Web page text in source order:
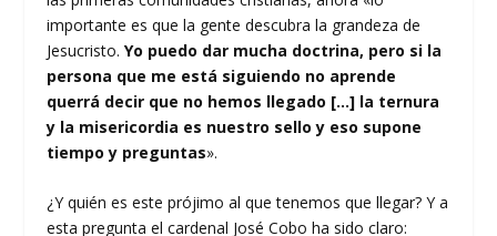
importante es que la gente descubra la grandeza de
Jesucristo.Yo puedo dar mucha doctrina, pero si la
persona que me está siguiendo no aprende
querrá decir que no hemos llegado […] la ternura
y la misericordia es nuestro sello y eso supone
tiempo y preguntas».
¿Y quién es este prójimo al que tenemos que llegar? Y a
esta pregunta el cardenal José Cobo ha sido claro: